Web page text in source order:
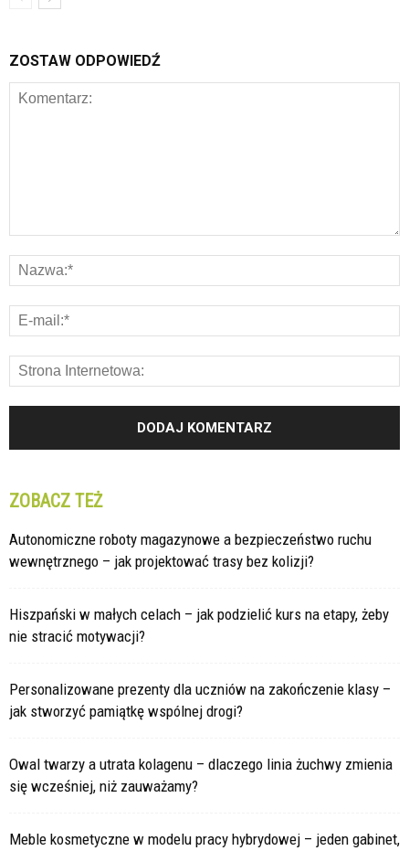
ZOSTAW ODPOWIEDŹ
ZOBACZ TEŻ
Autonomiczne roboty magazynowe a bezpieczeństwo ruchu
wewnętrznego – jak projektować trasy bez kolizji?
Hiszpański w małych celach – jak podzielić kurs na etapy, żeby
nie stracić motywacji?
Personalizowane prezenty dla uczniów na zakończenie klasy –
jak stworzyć pamiątkę wspólnej drogi?
Owal twarzy a utrata kolagenu – dlaczego linia żuchwy zmienia
się wcześniej, niż zauważamy?
Meble kosmetyczne w modelu pracy hybrydowej – jeden gabinet,